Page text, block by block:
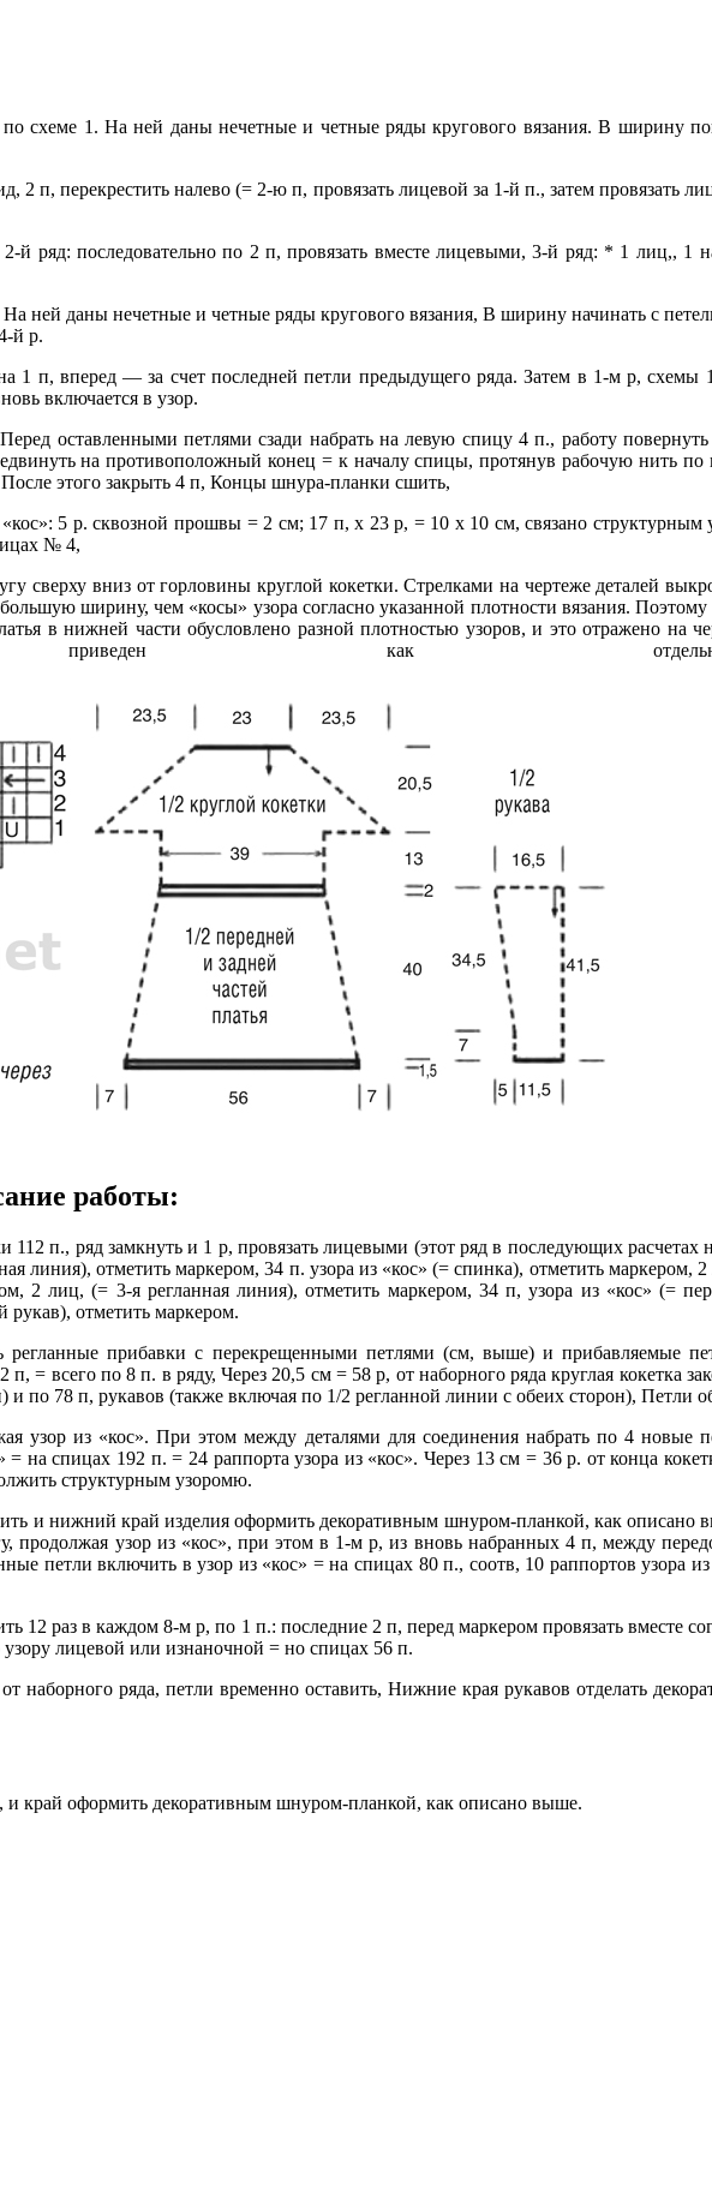
схеме 1. На ней даны нечетные и четные ряды кругового вязания. В ширину
2 п, перекрестить налево (= 2-ю п, провязать лицевой за 1-й п., затем провязать
2-й ряд: последовательно по 2 п, провязать вместе лицевыми, 3-й ряд: * 1 лиц,, 1
На ней даны нечетные и четные ряды кругового вязания, В ширину начинать с
й р.
1 п, вперед — за счет последней петли предыдущего ряда. Затем в 1-м р, схемы
включается в узор.
оставленными петлями сзади набрать на левую спицу 4 п., работу
на противоположный конец = к началу спицы, протянув рабочую нить по
этого закрыть 4 п, Концы шнура-планки сшить,
5 р. сквозной прошвы = 2 см; 17 п, х 23 р, = 10 х 10 см, связано
№ 4,
сверху вниз от горловины круглой кокетки. Стрелками на чертеже деталей
ширину, чем «косы» узора согласно указанной плотности вязания. Поэтому
в нижней части обусловлено разной плотностью узоров, и это отражено на
приведен как
работы:
п., ряд замкнуть и 1 р, провязать лицевыми (этот ряд в последующих расчетах
линия), отметить маркером, 34 п. узора из «кос» (= спинка), отметить маркером,
2 лиц, (= 3-я регланная линия), отметить маркером, 34 п, узора из «кос» (=
рукав), отметить маркером.
прибавки с перекрещенными петлями (см, выше) и прибавляемые
= всего по 8 п. в ряду, Через 20,5 см = 58 р, от наборного ряда круглая кокетка
по 78 п, рукавов (также включая по 1/2 регланной линии с обеих сторон), Петли
узор из «кос». При этом между деталями для соединения набрать по 4 новые
на спицах 192 п. = 24 раппорта узора из «кос». Через 13 см = 36 р. от конца
структурным узоромю.
и нижний край изделия оформить декоративным шнуром-планкой, как описано
продолжая узор из «кос», при этом в 1-м р, из вновь набранных 4 п, между
петли включить в узор из «кос» = на спицах 80 п., соотв, 10 раппортов узора
12 раз в каждом 8-м р, по 1 п.: последние 2 п, перед маркером провязать вместе
узору лицевой или изнаночной = но спицах 56 п.
наборного ряда, петли временно оставить, Нижние края рукавов отделать
край оформить декоративным шнуром-планкой, как описано выше.